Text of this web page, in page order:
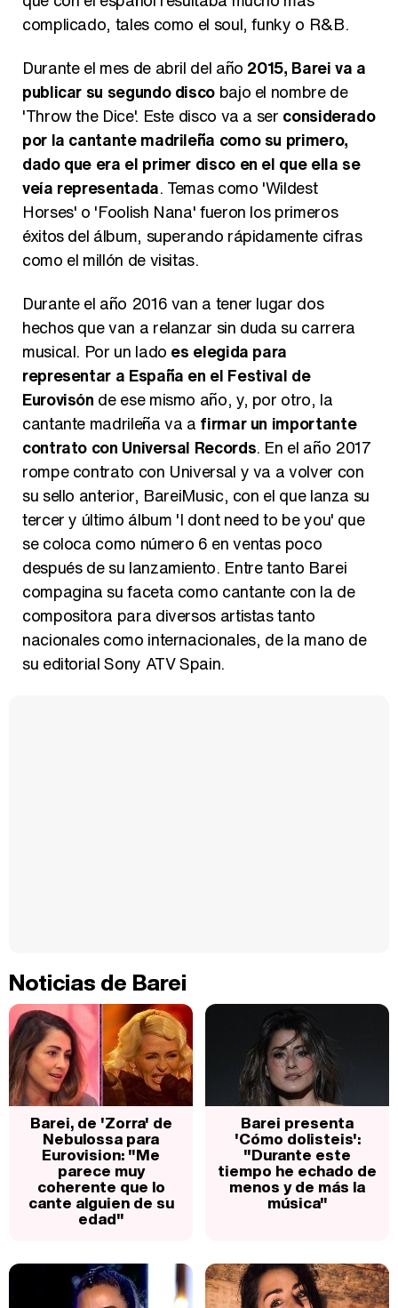
complicado, tales como el soul, funky o R&B.
Durante el mes de abril del año 2015, Barei va a
publicar su segundo disco bajo el nombre de
'Throw the Dice'. Este disco va a ser considerado
por la cantante madrileña como su primero,
dado que era el primer disco en el que ella se
veía representada. Temas como 'Wildest
Horses' o 'Foolish Nana' fueron los primeros
éxitos del álbum, superando rápidamente cifras
como el millón de visitas.
Durante el año 2016 van a tener lugar dos
hechos que van a relanzar sin duda su carrera
musical. Por un lado es elegida para
representar a España en el Festival de
Eurovisón de ese mismo año, y, por otro, la
cantante madrileña va a firmar un importante
contrato con Universal Records. En el año 2017
rompe contrato con Universal y va a volver con
su sello anterior, BareiMusic, con el que lanza su
tercer y último álbum 'I dont need to be you' que
se coloca como número 6 en ventas poco
después de su lanzamiento. Entre tanto Barei
compagina su faceta como cantante con la de
compositora para diversos artistas tanto
nacionales como internacionales, de la mano de
su editorial Sony ATV Spain.
Noticias de Barei
Barei, de 'Zorra' de
Nebulossa para
Eurovision: "Me
parece muy
coherente que lo
cante alguien de su
edad"
Barei presenta
'Cómo dolisteis':
"Durante este
tiempo he echado de
menos y de más la
música"